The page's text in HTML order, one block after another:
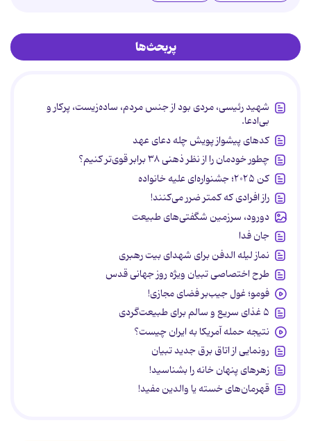
پربحث‌ها
شهید رئیسی، مردی بود از جنس مردم، ساده‌زیست، پرکار و
بی‌ادعا.
کدهای پیشواز پویش چله دعای عهد
چطور خودمان را از نظر ذهنی ۳۸ برابر قوی‌تر کنیم؟
کن ۲۰۲۵؛ جشنواره‌ای علیه خانواده
راز افرادی که کمتر ضرر می‌کنند!
دورود، سرزمین شگفتی‌های طبیعت
جان فدا
نماز لیله الدفن برای شهدای بیت رهبری
طرح اختصاصی تبیان ویژه روز جهانی قدس
فومو؛ غول جیب‌بر فضای مجازی!
۵ غذای سریع و سالم برای طبیعت‌گردی
نتیجه حمله آمریکا به ایران چیست؟
رونمایی از اتاق برق جدید تبیان
زهرهای پنهان خانه را بشناسید!
قهرمان‌های خسته یا والدین مفید!